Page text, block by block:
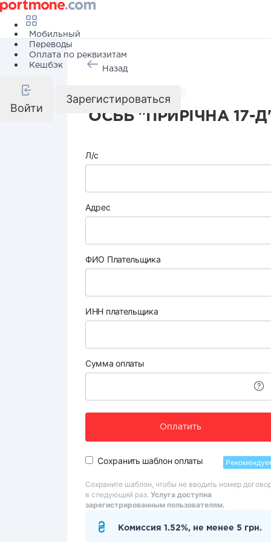
Мобильный
Переводы
Оплата по реквизитам
Кешбэк
Войти
Зарегистироваться
Назад
ОСББ "ПРИРІЧНА 17-
Л/с
Адрес
ФИО Плательщика
ИНН плательщика
Сумма оплаты
Оплатить
Сохранить шаблон оплаты
Сохраните шаблон, чтобы не вводить номер
в следующий раз. Услуга доступна
зарегистрированным пользователям.
Комиссия 1.52%, не менее 5 грн.